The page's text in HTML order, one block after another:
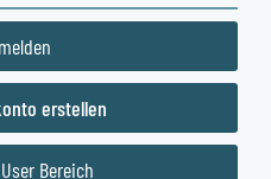
erstellen
Bereich